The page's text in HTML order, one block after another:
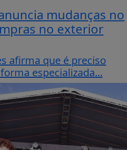
mudanças no
no exterior
afirma que é preciso
especializada...